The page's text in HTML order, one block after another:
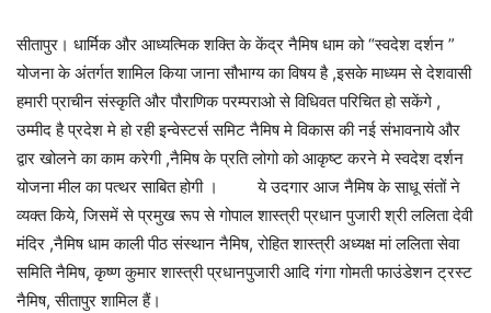
सीतापुर। धार्मिक और आध्यत्मिक शक्ति के केंद्र नैमिष धाम को “स्वदेश दर्शन ”
योजना के अंतर्गत शामिल किया जाना सौभाग्य का विषय है ,इसके माध्यम से देशवासी
हमारी प्राचीन संस्कृति और पौराणिक परम्पराओ से विधिवत परिचित हो सकेंगे ,
उम्मीद है प्रदेश मे हो रही इन्वेस्टर्स समिट नैमिष मे विकास की नई संभावनाये और
द्वार खोलने का काम करेगी ,नैमिष के प्रति लोगो को आकृष्ट करने मे स्वदेश दर्शन
योजना मील का पत्थर साबित होगी । ये उदगार आज नैमिष के साधू संतों ने
व्यक्त किये, जिसमें से प्रमुख रूप से गोपाल शास्त्री प्रधान पुजारी श्री ललिता देवी
मंदिर ,नैमिष धाम काली पीठ संस्थान नैमिष, रोहित शास्त्री अध्यक्ष मां ललिता सेवा
समिति नैमिष, कृष्ण कुमार शास्त्री प्रधानपुजारी आदि गंगा गोमती फाउंडेशन ट्रस्ट
नैमिष, सीतापुर शामिल हैं।